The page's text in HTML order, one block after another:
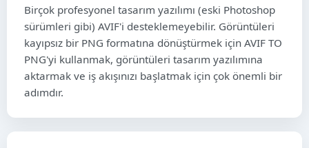
Birçok profesyonel tasarım yazılımı (eski Photoshop
sürümleri gibi) AVIF'i desteklemeyebilir. Görüntüleri
kayıpsız bir PNG formatına dönüştürmek için AVIF TO
PNG'yi kullanmak, görüntüleri tasarım yazılımına
aktarmak ve iş akışınızı başlatmak için çok önemli bir
adımdır.